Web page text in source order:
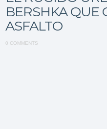
BERSHKA QUE
ASFALTO
0 COMMENTS